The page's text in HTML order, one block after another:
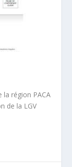
région PACA
de la LGV